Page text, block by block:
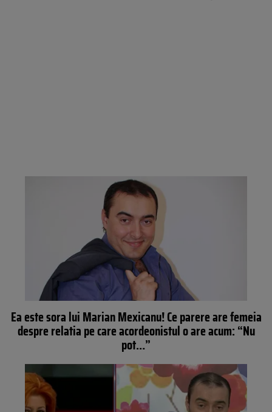
Ea este sora lui Marian Mexicanu! Ce parere are femeia
despre relatia pe care acordeonistul o are acum: “Nu
pot…”